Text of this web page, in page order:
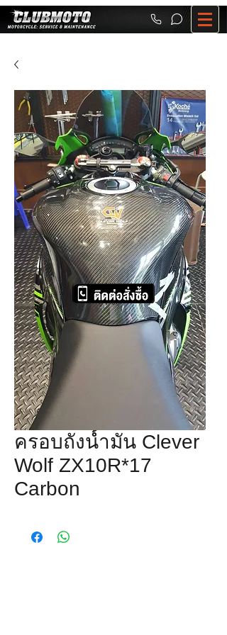
ครอบถังน้ำมัน Clever
Wolf ZX10R*17
Carbon